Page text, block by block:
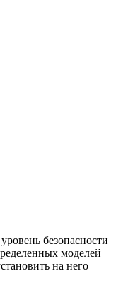
безопасности
моделей
на него